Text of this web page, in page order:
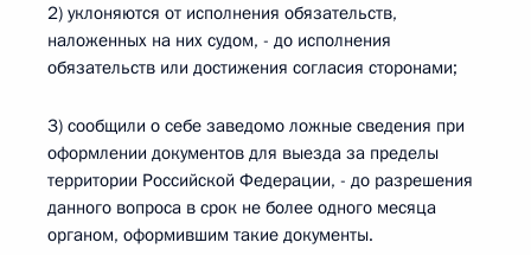
2) уклоняются от исполнения обязательств,
наложенных на них судом, - до исполнения
обязательств или достижения согласия сторонами;
3) сообщили о себе заведомо ложные сведения при
оформлении документов для выезда за пределы
территории Российской Федерации, - до разрешения
данного вопроса в срок не более одного месяца
органом, оформившим такие документы.